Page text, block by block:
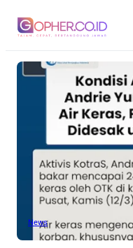
News